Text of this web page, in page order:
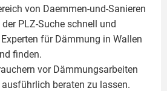
von Daemmen-und-Sanieren
PLZ-Suche schnell und
Experten für Dämmung in Wallen
finden.
vor Dämmungsarbeiten
beraten zu lassen.